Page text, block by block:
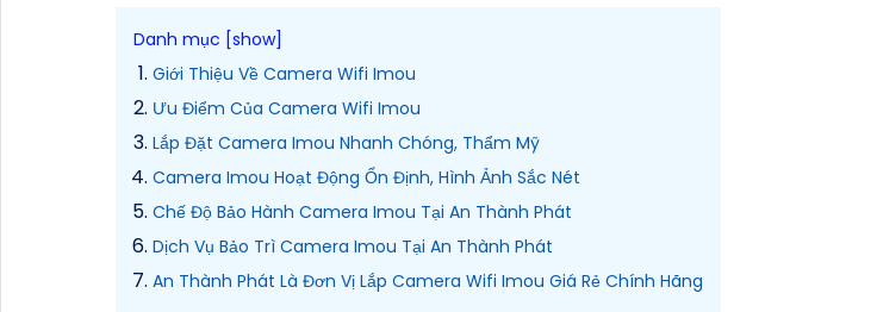
Giới Thiệu Về Camera Wifi Imou
Ưu Điểm Của Camera Wifi Imou
Lắp Đặt Camera Imou Nhanh Chóng, Thẩm Mỹ
Camera Imou Hoạt Động Ổn Định, Hình Ảnh Sắc Nét
Chế Độ Bảo Hành Camera Imou Tại An Thành Phát
Dịch Vụ Bảo Trì Camera Imou Tại An Thành Phát
An Thành Phát Là Đơn Vị Lắp Camera Wifi Imou Giá Rẻ Chính Hãng